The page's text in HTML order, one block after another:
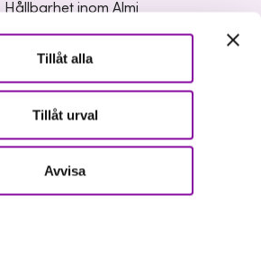
Tillåt alla
Tillåt urval
Avvisa
Hållbarhet inom Almi
Organisation
Media och press